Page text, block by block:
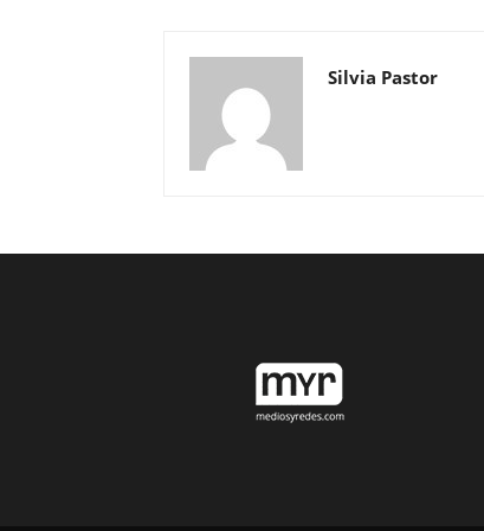
Silvia Pastor